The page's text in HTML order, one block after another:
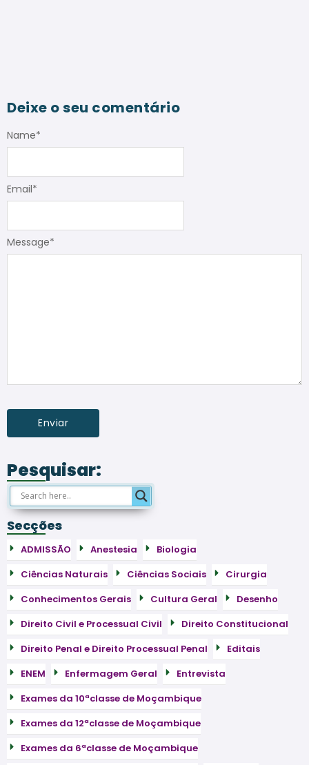
Deixe o seu comentário
Message*
Name*
Email*
Pesquisar:
Secções
ADMISSÃO Anestesia
Biologia
Ciências Naturais
Ciências Sociais
Cirurgia
Conhecimentos Gerais
Cultura Geral
Desenho
Direito Civil e Processual Civil
Direito Constitucional
Direito Penal e Direito Processual Penal
Editais
ENEM
Enfermagem Geral
Entrevista
Exames da 10ªclasse de Moçambique
Exames da 12ªclasse de Moçambique
Exames da 6ªclasse de Moçambique